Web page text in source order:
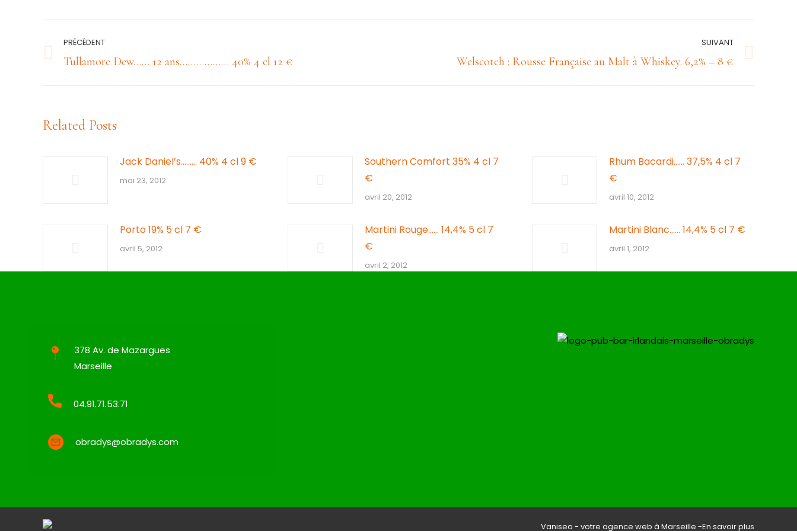
Navigation
article
PRÉCÉDENT
Article
Tullamore Dew…… 12 ans……………… 40% 4 cl 12 €
SUIVANT
Welscotch : Rousse Française au Malt à Whiskey. 6,2% – 8 €
Related Posts
Jack Daniel’s……… 40% 4 cl 9 €
mai 23, 2012
Southern Comfort 35% 4 cl 7
€
avril 20, 2012
Rhum Bacardi…… 37,5% 4 cl 7
€
avril 10, 2012
Porto 19% 5 cl 7 €
avril 5, 2012
Martini Rouge…… 14,4% 5 cl 7
€
avril 2, 2012
Martini Blanc…… 14,4% 5 cl 7 €
avril 1, 2012
378 Av. de Mazargues
Marseille
04.91.71.53.71
obradys@obradys.com
Vaniseo - votre agence web à Marseille -En savoir plus